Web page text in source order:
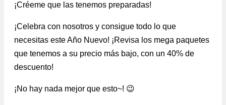
¡Créeme que las tenemos preparadas!
¡Celebra con nosotros y consigue todo lo que
necesitas este Año Nuevo! ¡Revisa los mega paquetes
que tenemos a su precio más bajo, con un 40% de
descuento!
¡No hay nada mejor que esto~! 😉